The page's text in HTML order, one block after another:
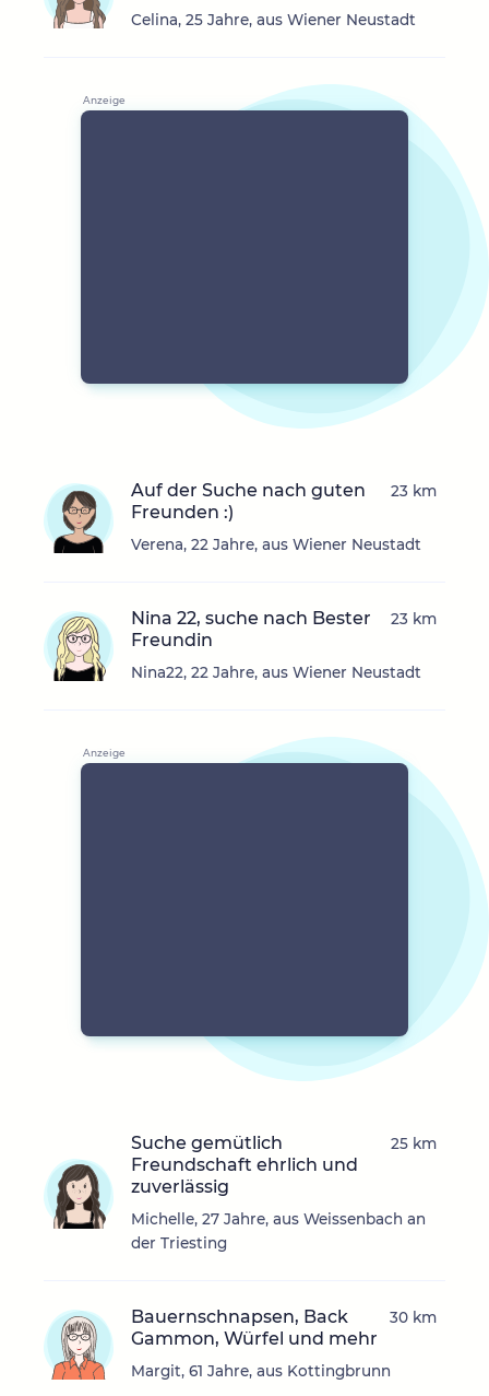
Celina, 25 Jahre, aus Wiener Neustadt
Auf der Suche nach guten
Freunden :)
Verena, 22 Jahre, aus Wiener Neustadt
23 km
Nina 22, suche nach Bester
Freundin
Nina22, 22 Jahre, aus Wiener Neustadt
23 km
Suche gemütlich
Freundschaft ehrlich und
zuverlässig
Michelle, 27 Jahre, aus Weissenbach an
der Triesting
25 km
Bauernschnapsen, Back
Gammon, Würfel und mehr
Margit, 61 Jahre, aus Kottingbrunn
30 km